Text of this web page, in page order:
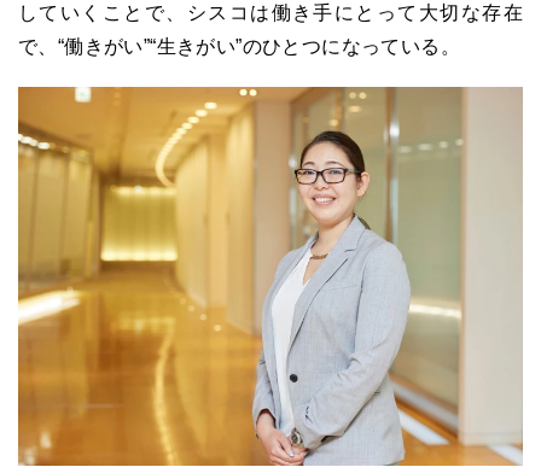
していくことで、シスコは働き手にとって大切な存在
で、“働きがい”“生きがい”のひとつになっている。